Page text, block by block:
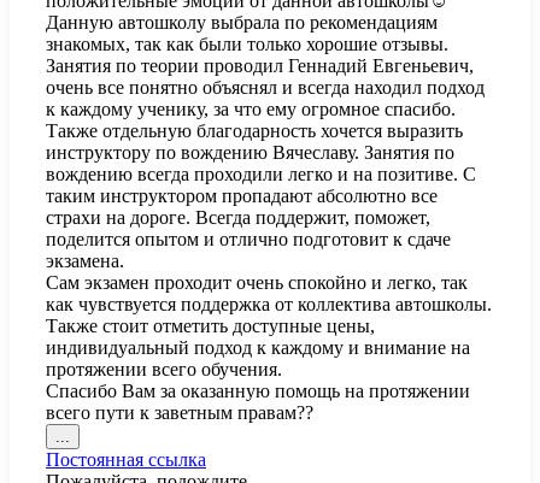
Данную автошколу выбрала по рекомендациям
знакомых, так как были только хорошие отзывы.
Занятия по теории проводил Геннадий Евгеньевич,
очень все понятно объяснял и всегда находил подход
к каждому ученику, за что ему огромное спасибо.
Также отдельную благодарность хочется выразить
инструктору по вождению Вячеславу. Занятия по
вождению всегда проходили легко и на позитиве. С
таким инструктором пропадают абсолютно все
страхи на дороге. Всегда поддержит, поможет,
поделится опытом и отлично подготовит к сдаче
экзамена.
Сам экзамен проходит очень спокойно и легко, так
как чувствуется поддержка от коллектива автошколы.
Также стоит отметить доступные цены,
индивидуальный подход к каждому и внимание на
протяжении всего обучения.
Спасибо Вам за оказанную помощь на протяжении
всего пути к заветным правам??
этот
метабокс
Постоянная ссылка